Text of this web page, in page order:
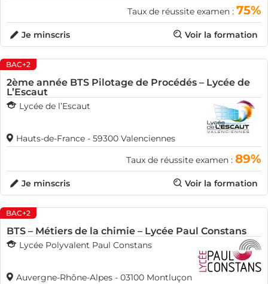
Taux de réussite examen : 75%
Voir la formation
Je minscris
BAC+2
2ème année BTS Pilotage de Procédés – Lycée de
L’Escaut
Lycée de l’Escaut
Hauts-de-France - 59300 Valenciennes
Taux de réussite examen : 89%
Voir la formation
Je minscris
BAC+2
BTS – Métiers de la chimie – Lycée Paul Constans
Lycée Polyvalent Paul Constans
Auvergne-Rhône-Alpes - 03100 Montluçon